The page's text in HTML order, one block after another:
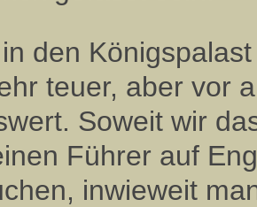
den
teuer, aber vor
Soweit wir
Führer auf
inwieweit